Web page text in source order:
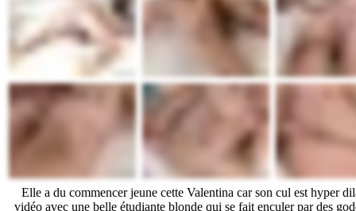
Elle a du commencer jeune cette Valentina car son cul est hyper
vidéo avec une belle étudiante blonde qui se fait enculer par des